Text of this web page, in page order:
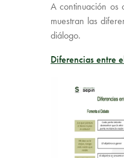
A continuación os
muestran las
diálogo.
Diferencias entre